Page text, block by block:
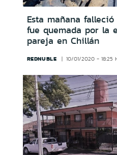
Esta mañana
fue quemada por la
pareja en Chillán
REDNUBLE 10/01/2020 - 18:25